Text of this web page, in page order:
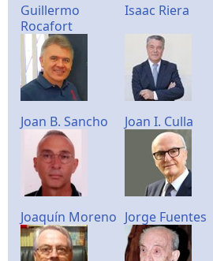
Guillermo
Rocafort
Isaac Riera
Joan B. Sancho Joan I. Culla
Joaquín Moreno Jorge Fuentes